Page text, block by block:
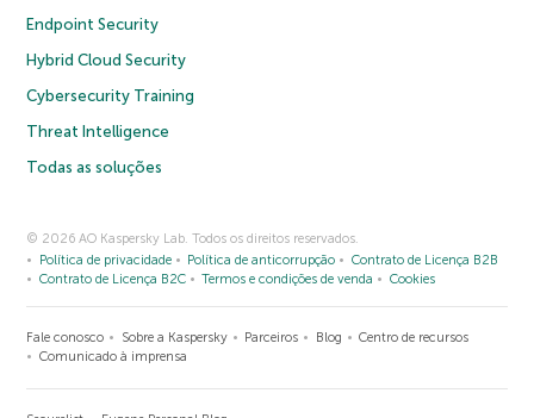
Endpoint Security
Hybrid Cloud Security
Cybersecurity Training
Threat Intelligence
Todas as soluções
© 2026 AO Kaspersky Lab. Todos os direitos reservados.
Política de privacidade
Política de anticorrupção
Contrato de Licença B2B
Contrato de Licença B2C
Termos e condições de venda Cookies
Fale conosco Sobre a Kaspersky Parceiros Blog
Centro de recursos
Comunicado à imprensa